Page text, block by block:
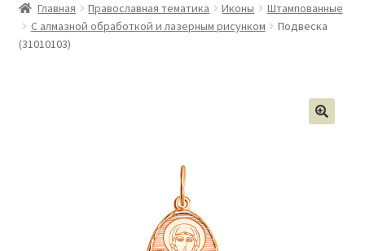
Главная Православная тематика Иконы
Штампованные
С алмазной обработкой и лазерным рисунком
Подвеска
(31010103)